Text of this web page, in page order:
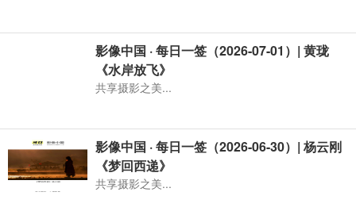
影像中国 · 每日一签（2026-07-01）| 黄珑
《水岸放飞》
共享摄影之美...
影像中国 · 每日一签（2026-06-30）| 杨云刚
《梦回西递》
共享摄影之美...